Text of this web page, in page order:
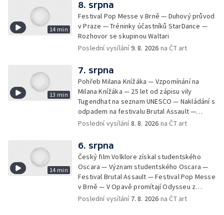
14 min
8. srpna
Festival Pop Messe v Brně — Duhový průvod
v Praze — Tréninky účastníků StarDance —
Rozhovor se skupinou Waltari
Poslední vysílání9. 8. 2026 na ČT art
13 min
7. srpna
Pohřeb Milana Knížáka — Vzpomínání na
Milana Knížáka — 25 let od zápisu vily
Tugendhat na seznam UNESCO — Nakládání s
odpadem na festivalu Brutal Assault —
Koncert Marka Ztraceného na Letenské pláni
Poslední vysílání8. 8. 2026 na ČT art
14 min
6. srpna
Český film Volklore získal studentského
Oscara — Význam studentského Oscara —
Festival Brutal Assault — Festival Pop Messe
v Brně — V Opavě promítají Odysseu z
filmového pásu
Poslední vysílání 7. 8. 2026 na ČT art